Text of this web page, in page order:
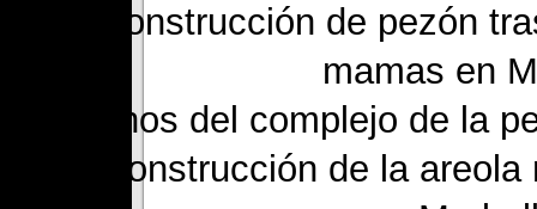
Reconstrucción de pezón
mamas en
Rellenos del complejo de la
Reconstrucción de la